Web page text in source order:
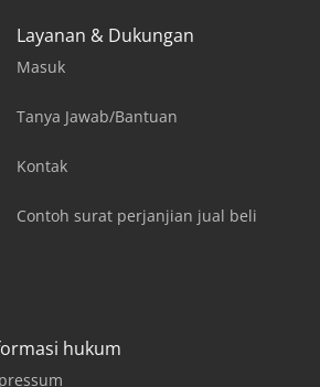
Layanan & Dukungan
Masuk
Tanya Jawab/Bantuan
Kontak
Contoh surat perjanjian jual beli
hukum